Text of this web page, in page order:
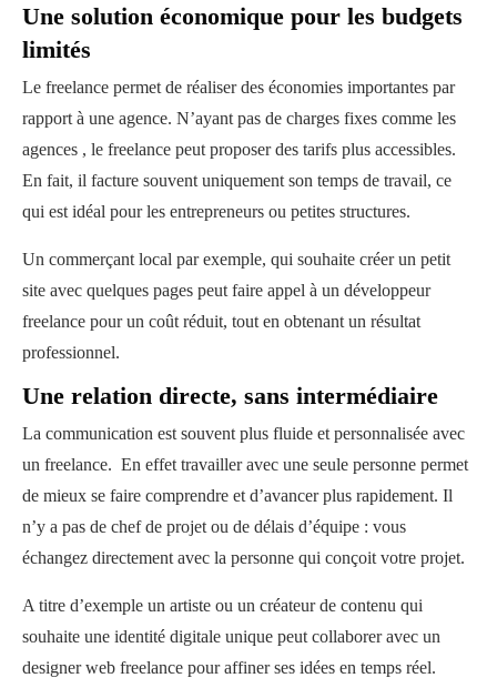
Une solution économique pour les budgets
limités
Le freelance permet de réaliser des économies importantes par
rapport à une agence. N’ayant pas de charges fixes comme les
agences , le freelance peut proposer des tarifs plus accessibles.
En fait, il facture souvent uniquement son temps de travail, ce
qui est idéal pour les entrepreneurs ou petites structures.
Un commerçant local par exemple, qui souhaite créer un petit
site avec quelques pages peut faire appel à un développeur
freelance pour un coût réduit, tout en obtenant un résultat
professionnel.
Une relation directe, sans intermédiaire
La communication est souvent plus fluide et personnalisée avec
un freelance. En effet travailler avec une seule personne permet
de mieux se faire comprendre et d’avancer plus rapidement. Il
n’y a pas de chef de projet ou de délais d’équipe : vous
échangez directement avec la personne qui conçoit votre projet.
A titre d’exemple un artiste ou un créateur de contenu qui
souhaite une identité digitale unique peut collaborer avec un
designer web freelance pour affiner ses idées en temps réel.